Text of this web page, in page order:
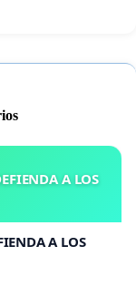
A LOS
A LOS